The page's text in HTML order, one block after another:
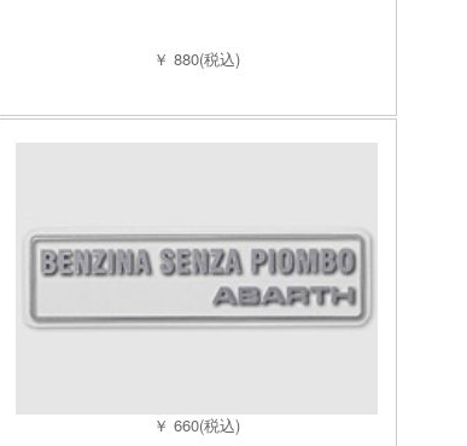
￥ 880(税込)
￥ 660(税込)